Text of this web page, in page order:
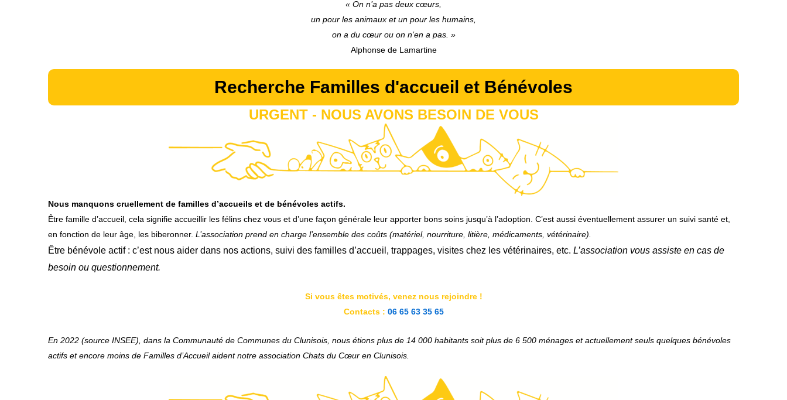
« On n’a pas deux cœurs,
un pour les animaux et un pour les humains,
on a du cœur ou on n’en a pas. »
Alphonse de Lamartine
Recherche Familles d'accueil et Bénévoles
URGENT - NOUS AVONS BESOIN DE VOUS
Nous manquons cruellement de familles d’accueils et de bénévoles actifs.
Être famille d’accueil , cela signifie accueillir les félins chez vous et d’une façon générale leur apporter bons soins jusqu’à l’adoption. C’est aussi éventuellement assurer un suivi santé et,
en fonction de leur âge, les biberonner. L’association prend en charge l’ensemble des coûts (matériel, nourriture, litière, médicaments, vétérinaire).
Être bénévole actif: c’est nous aider dans nos actions, suivi des familles d’accueil, trappages, visites chez les vétérinaires, etc. L’association vous assiste en cas de
besoin ou questionnement.
Si vous êtes motivés, venez nous rejoindre !
Contacts : 06 65 63 35 65
En 2022 (source INSEE), dans la Communauté de Communes du Clunisois, nous étions plus de 14 000 habitants soit plus de 6 500 ménages et actuellement seuls quelques bénévoles
actifs et encore moins de Familles d’Accueil aident notre association Chats du Cœur en Clunisois